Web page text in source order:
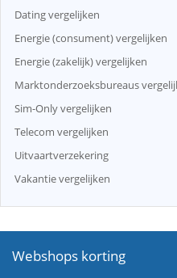
Dating vergelijken
Energie (consument) vergelijken
Energie (zakelijk) vergelijken
Marktonderzoeksbureaus
Sim-Only vergelijken
Telecom vergelijken
Uitvaartverzekering
Vakantie vergelijken
Webshops korting